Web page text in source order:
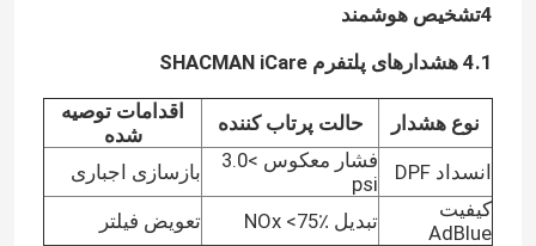
4تشخیص هوشمند
4.1 هشدارهای پلتفرم SHACMAN iCare
نوع هشدار حالت پرتاب کننده
اقدامات توصیه
شده
انسداد DPF
فشار معکوس >3.0
psi
بازسازی اجباری
کیفیت
AdBlue
تبدیل NOx <75٪ تعویض فیلتر